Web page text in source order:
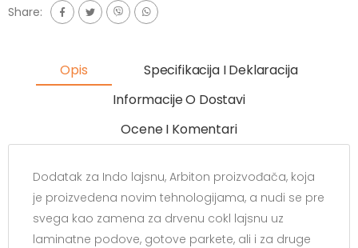
Share:
Opis
Specifikacija I Deklaracija
Informacije O Dostavi
Ocene I Komentari
Dodatak za Indo lajsnu, Arbiton proizvođača, koja
je proizvedena novim tehnologijama, a nudi se pre
svega kao zamena za drvenu cokl lajsnu uz
laminatne podove, gotove parkete, ali i za druge